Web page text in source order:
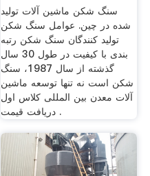
سنگ شکن ماشین آلات تولید
شده در چین. عوامل سنگ شکن
تولید کنندگان سنگ شکن رتبه
بندی با کیفیت در طول 30 سال
گذشته از سال 1987، سنگ
شکن است نه تنها توسعه ماشین
آلات معدن بین المللی کلاس اول
. دریافت قیمت